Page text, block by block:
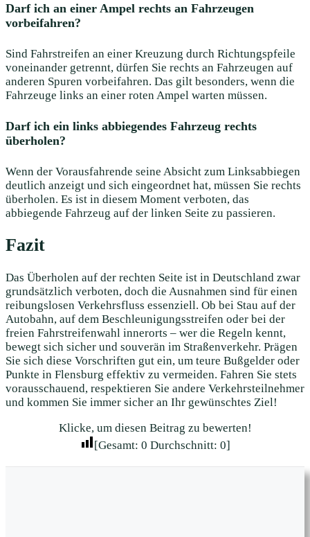
Darf ich an einer Ampel rechts an Fahrzeugen
vorbeifahren?
Sind Fahrstreifen an einer Kreuzung durch Richtungspfeile
voneinander getrennt, dürfen Sie rechts an Fahrzeugen auf
anderen Spuren vorbeifahren. Das gilt besonders, wenn die
Fahrzeuge links an einer roten Ampel warten müssen.
Darf ich ein links abbiegendes Fahrzeug rechts
überholen?
Wenn der Vorausfahrende seine Absicht zum Linksabbiegen
deutlich anzeigt und sich eingeordnet hat, müssen Sie rechts
überholen. Es ist in diesem Moment verboten, das
abbiegende Fahrzeug auf der linken Seite zu passieren.
Fazit
Das Überholen auf der rechten Seite ist in Deutschland zwar
grundsätzlich verboten, doch die Ausnahmen sind für einen
reibungslosen Verkehrsfluss essenziell. Ob bei Stau auf der
Autobahn, auf dem Beschleunigungsstreifen oder bei der
freien Fahrstreifenwahl innerorts – wer die Regeln kennt,
bewegt sich sicher und souverän im Straßenverkehr. Prägen
Sie sich diese Vorschriften gut ein, um teure Bußgelder oder
Punkte in Flensburg effektiv zu vermeiden. Fahren Sie stets
vorausschauend, respektieren Sie andere Verkehrsteilnehmer
und kommen Sie immer sicher an Ihr gewünschtes Ziel!
Klicke, um diesen Beitrag zu bewerten!
[Gesamt: 0 Durchschnitt: 0]